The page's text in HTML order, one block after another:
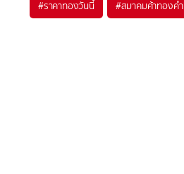
#ราคาทองวันนี้ #สมาคมค้าทองคำ